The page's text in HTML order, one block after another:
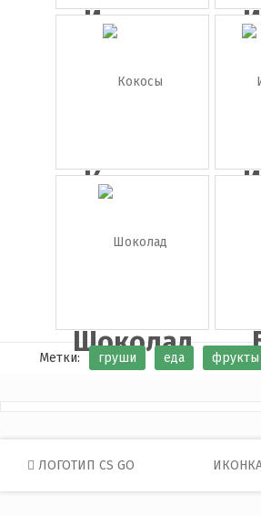
Иконка
персик
Кокосы
Шоколад
Метки: груши еда фрукты
Post
navigation
ЛОГОТИП CS GO